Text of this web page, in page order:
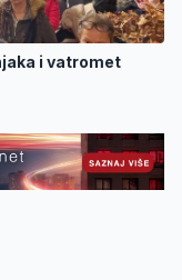
i vatromet